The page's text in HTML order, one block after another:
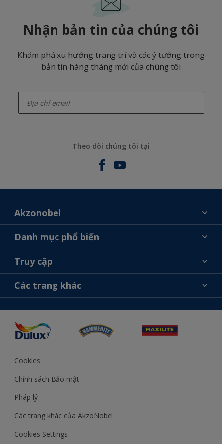
Nhận bản tin của chúng tôi
Khám phá xu hướng trang trí và các ý tưởng trong
bản tin hàng tháng mới của chúng tôi
Theo dõi chúng tôi tại
Akzonobel
Giới thiệu về AkzoNobel
Liên hệ chúng tôi
Tìm một cửa hàng
Danh mục phổ biến
Tìm màu sắc
Chọn sản phẩm
Ý tưởng
Truy cập
Khả năng truy cập
Tính Chính Xác về Màu Sắc
Các trang khác
Cookies
Chính sách Bảo mật
Pháp lý
Các trang khác của AkzoNobel
Cookies Settings